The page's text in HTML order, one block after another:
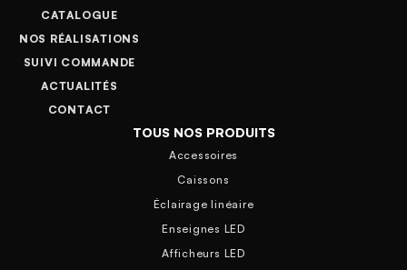
CATALOGUE
NOS RÉALISATIONS
SUIVI COMMANDE
ACTUALITÉS
CONTACT
TOUS NOS PRODUITS
Accessoires
Caissons
Éclairage linéaire
Enseignes LED
Afficheurs LED